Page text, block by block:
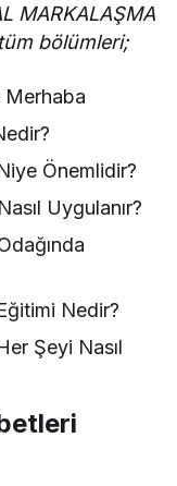
MARKALAŞMA
bölümleri;
Merhaba
Önemlidir?
Uygulanır?
Nedir?
Şeyi Nasıl